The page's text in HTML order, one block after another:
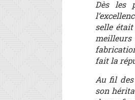
Dès les
selle
fait la
Au fil
son